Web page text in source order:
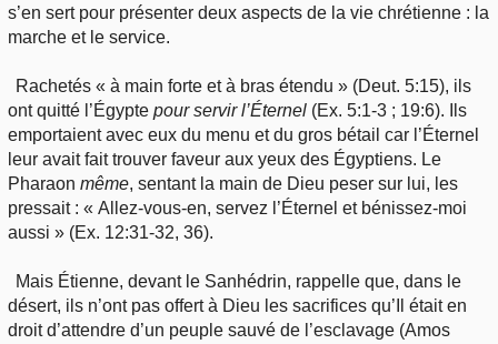
s’en sert pour présenter deux aspects de la vie chrétienne : la
marche et le service.
Rachetés « à main forte et à bras étendu » (Deut. 5:15), ils
ont quitté l’Égypte pour servir l’Éternel (Ex. 5:1-3 ; 19:6). Ils
emportaient avec eux du menu et du gros bétail car l’Éternel
leur avait fait trouver faveur aux yeux des Égyptiens. Le
Pharaon même, sentant la main de Dieu peser sur lui, les
pressait : « Allez-vous-en, servez l’Éternel et bénissez-moi
aussi » (Ex. 12:31-32, 36).
Mais Étienne, devant le Sanhédrin, rappelle que, dans le
désert, ils n’ont pas offert à Dieu les sacrifices qu’Il était en
droit d’attendre d’un peuple sauvé de l’esclavage (Amos